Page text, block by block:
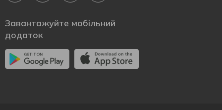
Завантажуйте мобільний
додаток